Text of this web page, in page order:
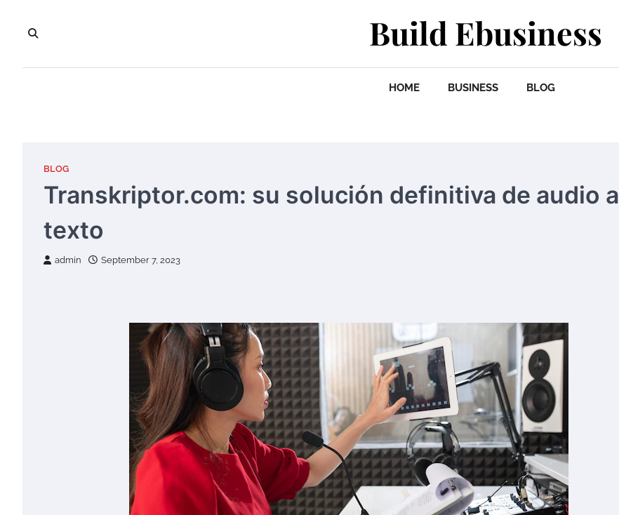
content
Build Ebusiness
HOME BUSINESS BLOG
BLOG
Transkriptor.com: su solución definitiva de audio a
texto
admin September 7, 2023